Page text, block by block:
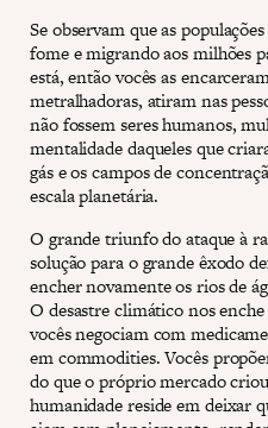
Se observam que as
fome e migrando aos milhões
está, então vocês as
metralhadoras, atiram nas
não fossem seres humanos,
mentalidade daqueles que
gás e os campos de
escala planetária.
O grande triunfo do ataque à
solução para o grande êxodo
encher novamente os rios de
O desastre climático nos
vocês negociam com
em commodities. Vocês
do que o próprio mercado
humanidade reside em deixar